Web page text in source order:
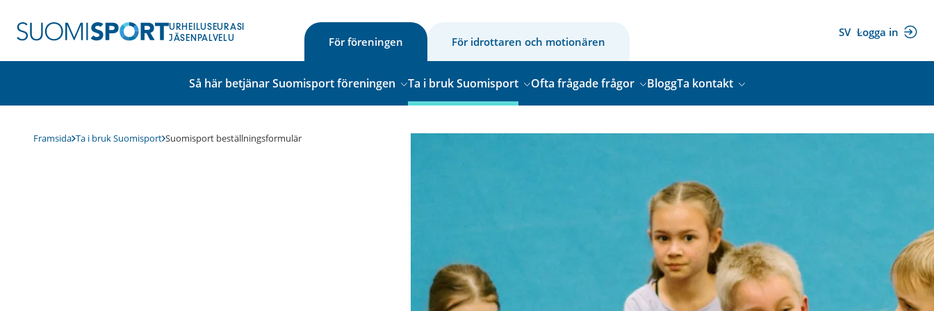
innehåll
URHEILUSEURASI
JÄSENPALVELU
SV Logga in
(extern
länk)
För föreningen För idrottaren och motionären
Så här betjänar Suomisport föreningen Ta i bruk Suomisport Ofta frågade frågor BloggTa kontakt
Framsida Ta i bruk Suomisport Suomisport beställningsformulär